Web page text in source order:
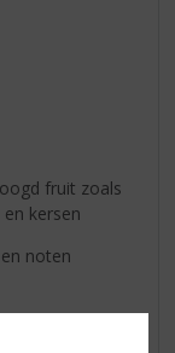
fruit zoals
kersen
noten